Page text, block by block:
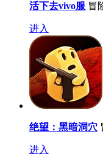
活下去vivo服 冒
进入
绝望：黑暗洞穴
进入